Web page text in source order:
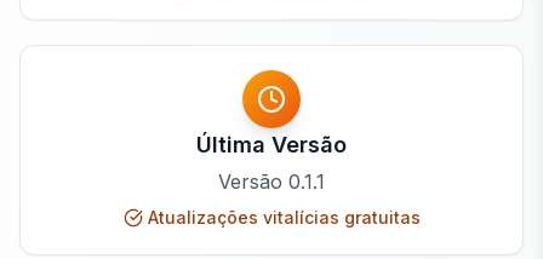
Última Versão
Versão 0.1.1
Atualizações vitalícias gratuitas